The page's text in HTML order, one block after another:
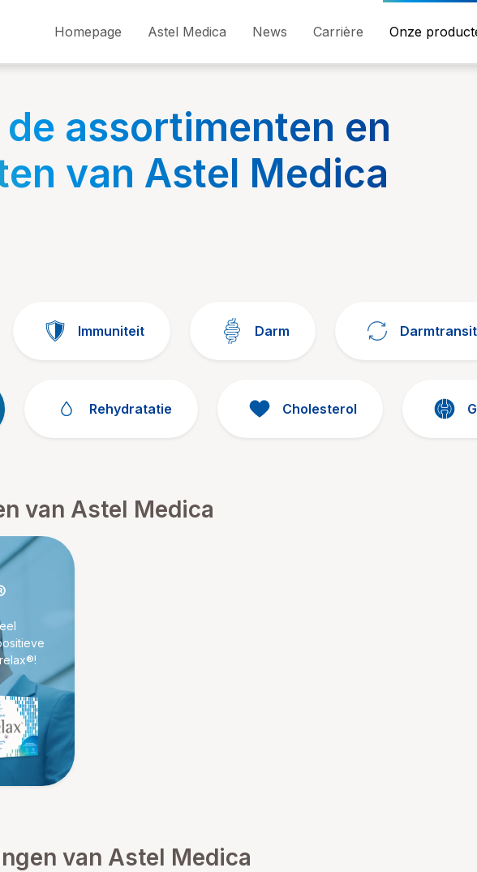
Homepage Astel Medica News Carrière Onze
assortimenten en
van Astel Medica
Immuniteit Darm Darmtransit
Rehydratatie Cholesterol
van Astel Medica
van Astel Medica